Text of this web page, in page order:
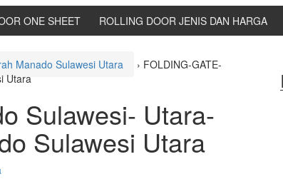
ONE SHEET ROLLING DOOR JENIS DAN HARGA
Manado Sulawesi Utara › FOLDING-GATE-
Utara
Sulawesi- Utara-
Sulawesi Utara